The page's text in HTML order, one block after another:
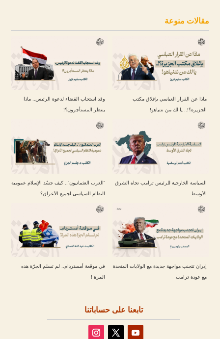
مقالات منوعة
ماذا عن القرار العباسي بإغلاق مكتب
الجزيرة؟!.. يا لك من نتنياهو!
وقد استجاب القضاء لدعوة الرئيس.. ماذا
ينتظر المستأجرون؟!
السياسة الخارجية للرئيس ترامب تجاه الشرق
الأوسط
“العرب العثمانيون”.. كيف جسّد الإسلام عمومية
النظام السياسي لجميع الأعراق؟
إيران تتجنب مواجهة جديدة مع الولايات المتحدة
مع عودة ترامب
في موقعة أمستردام.. لم تسلم الجرّة هذه
المرة !
تابعنا على حساباتنا